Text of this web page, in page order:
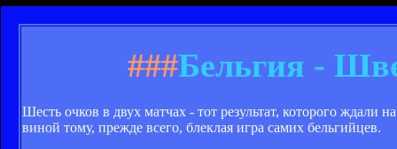
###Бельгия -
Шесть очков в двух матчах - тот результат, которого
виной тому, прежде всего, блеклая игра самих бельгийцев.